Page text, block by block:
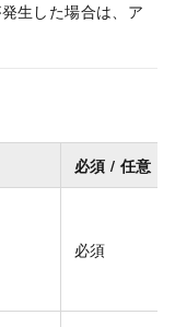
生した場合は、ア
必須 / 任意
必須